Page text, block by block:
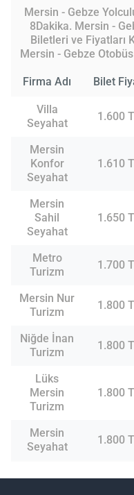
Mersin - Gebze
8Dakika. Mersin -
Biletleri ve Fiyatları
Mersin - Gebze
Firma Adı Bilet
Villa
Seyahat
1.600
Mersin
Konfor
Seyahat
1.610
Mersin
Sahil
Seyahat
1.650
Metro
Turizm
1.700
Mersin Nur
Turizm
1.800
Niğde İnan
Turizm
1.800
Lüks
Mersin
Turizm
1.800
Mersin
Seyahat
1.800